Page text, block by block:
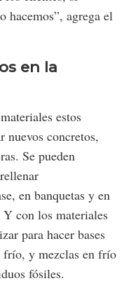
hacemos”, agrega el
en la
estos
nuevos concretos,
Se pueden
en banquetas y en
con los materiales
para hacer bases
frío, y mezclas en frío
fósiles.